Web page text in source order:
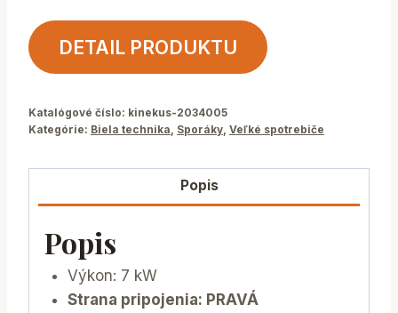
DETAIL PRODUKTU
Katalógové číslo: kinekus-2034005
Kategórie: Biela technika Sporáky Veľké spotrebiče
Popis
Popis
Výkon: 7 kW
Strana pripojenia: PRAVÁ